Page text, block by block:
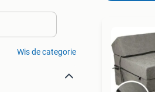
Wis de categorie